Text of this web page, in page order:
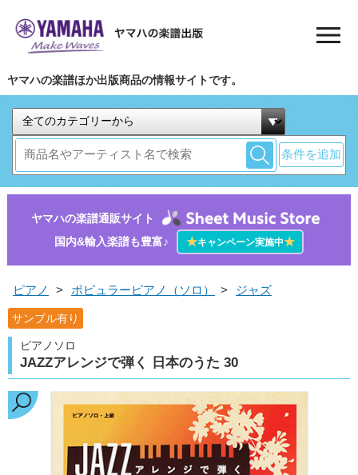
ヤマハの楽譜ほか出版商品の情報サイトです。
条件を追加
ヤマハの楽譜通販サイト
国内&輸入楽譜も豊富♪
★キャンペーン実施中★
ピアノ > ポピュラーピアノ（ソロ） > ジャズ
サンプル有り
ピアノソロ
JAZZアレンジで弾く 日本のうた 30